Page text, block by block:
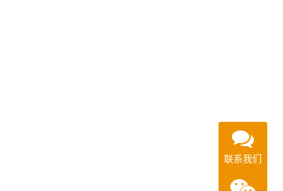
联系我们